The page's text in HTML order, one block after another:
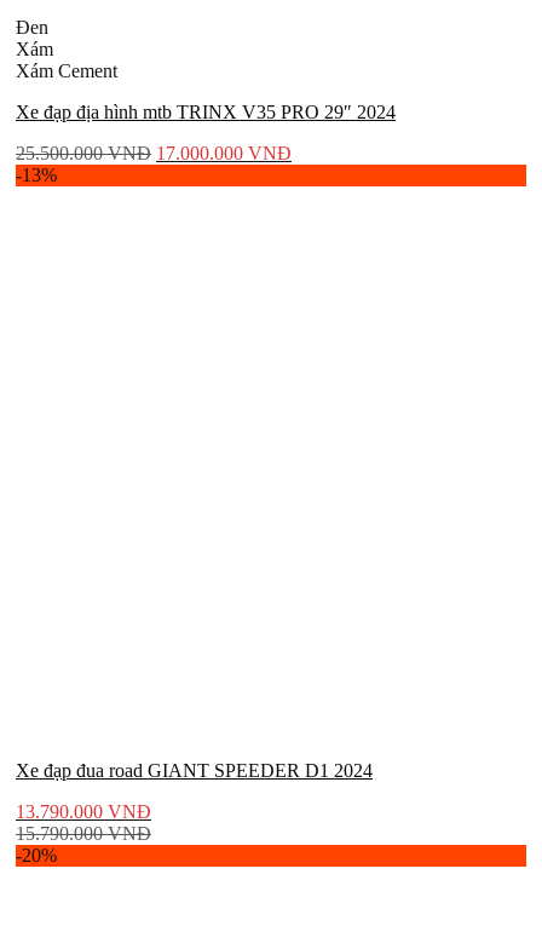
Đen
Xám
Xám Cement
Xe đạp địa hình mtb TRINX V35 PRO 29″ 2024
25.500.000VNĐ 17.000.000 VNĐ
-13%
Xe đạp đua road GIANT SPEEDER D1 2024
13.790.000 VNĐ
15.790.000VNĐ
-20%